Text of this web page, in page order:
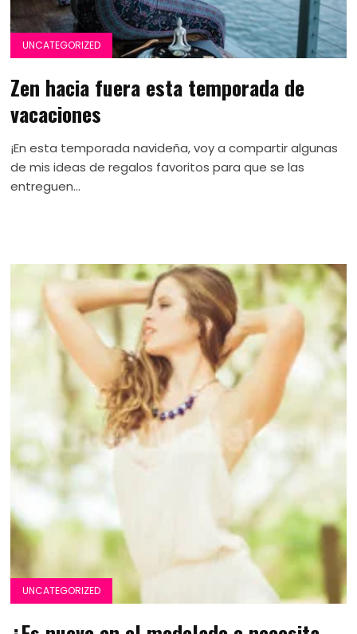
UNCATEGORIZED
Zen hacia fuera esta temporada de
vacaciones
¡En esta temporada navideña, voy a compartir algunas
de mis ideas de regalos favoritos para que se las
entreguen...
UNCATEGORIZED